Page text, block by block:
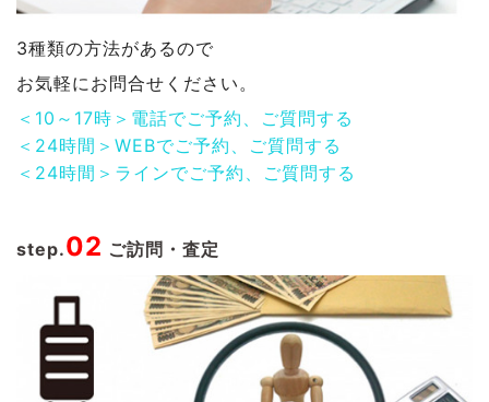
3種類の方法があるので
お気軽にお問合せください。
＜10～17時＞電話でご予約、ご質問する
＜24時間＞WEBでご予約、ご質問する
＜24時間＞ラインでご予約、ご質問する
step.02 ご訪問・査定